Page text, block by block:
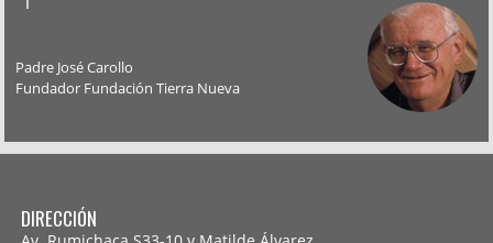
Padre José Carollo
Fundador Fundación Tierra Nueva
DIRECCIÓN